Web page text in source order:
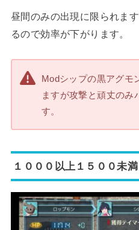
昼間のみの出現に限られま
るので効率が下がります。
Modシップの黒アグモ
ますが攻撃と頑丈のみ
す。
１０００以上１５００未満